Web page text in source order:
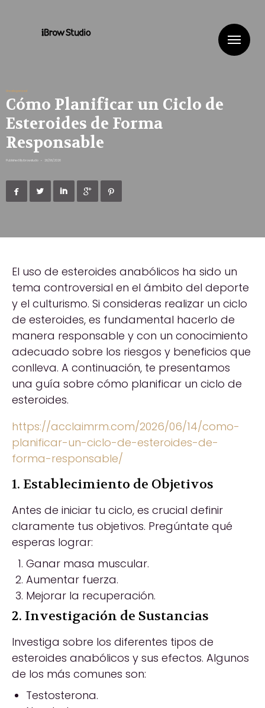
Uncategorized
Cómo Planificar un Ciclo de
Esteroides de Forma
Responsable
Published By ibrowstudio • 26/06/2026
    
El uso de esteroides anabólicos ha sido un
tema controversial en el ámbito del deporte
y el culturismo. Si consideras realizar un ciclo
de esteroides, es fundamental hacerlo de
manera responsable y con un conocimiento
adecuado sobre los riesgos y beneficios que
conlleva. A continuación, te presentamos
una guía sobre cómo planificar un ciclo de
esteroides.
https://acclaimrm.com/2026/06/14/como-
planificar-un-ciclo-de-esteroides-de-
forma-responsable/
1. Establecimiento de Objetivos
Antes de iniciar tu ciclo, es crucial definir
claramente tus objetivos. Pregúntate qué
esperas lograr:
Ganar masa muscular.
Aumentar fuerza.
Mejorar la recuperación.
2. Investigación de Sustancias
Investiga sobre los diferentes tipos de
esteroides anabólicos y sus efectos. Algunos
de los más comunes son:
Testosterona.